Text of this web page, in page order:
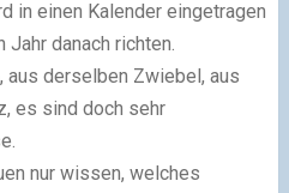
in einen Kalender eingetragen
Jahr danach richten.
aus derselben Zwiebel, aus
es sind doch sehr
nur wissen, welches